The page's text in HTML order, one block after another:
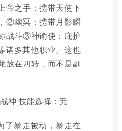
帝之手：携带天使下
②幽冥：携带月影瞬
战斗③神谕使：庇护
诸多其他职业。这也
放在四转，而不是副
神 技能选择：无
了暴走被动，暴走在